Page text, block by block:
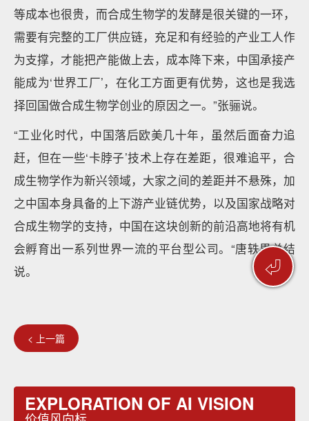
⏎
等成本也很贵，而合成生物学的发酵是很关键的一环，
需要有完整的工厂供应链，充足和有经验的产业工人作
为支撑，才能把产能做上去，成本降下来，中国承接产
能成为‘世界工厂’，在化工方面更有优势，这也是我选
择回国做合成生物学创业的原因之一。”张骊说。
“工业化时代，中国落后欧美几十年，虽然后面奋力追
赶，但在一些‘卡脖子’技术上存在差距，很难追平，合
成生物学作为新兴领域，大家之间的差距并不悬殊，加
之中国本身具备的上下游产业链优势，以及国家战略对
合成生物学的支持，中国在这块创新的前沿高地将有机
会孵育出一系列世界一流的平台型公司。“唐轶男总结
说。
< 上一篇
EXPLORATION OF AI VISION